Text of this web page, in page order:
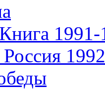
1991-